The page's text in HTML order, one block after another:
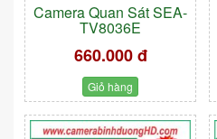
Camera Quan Sát SEA-
TV8036E
660.000 đ
Giỏ hàng